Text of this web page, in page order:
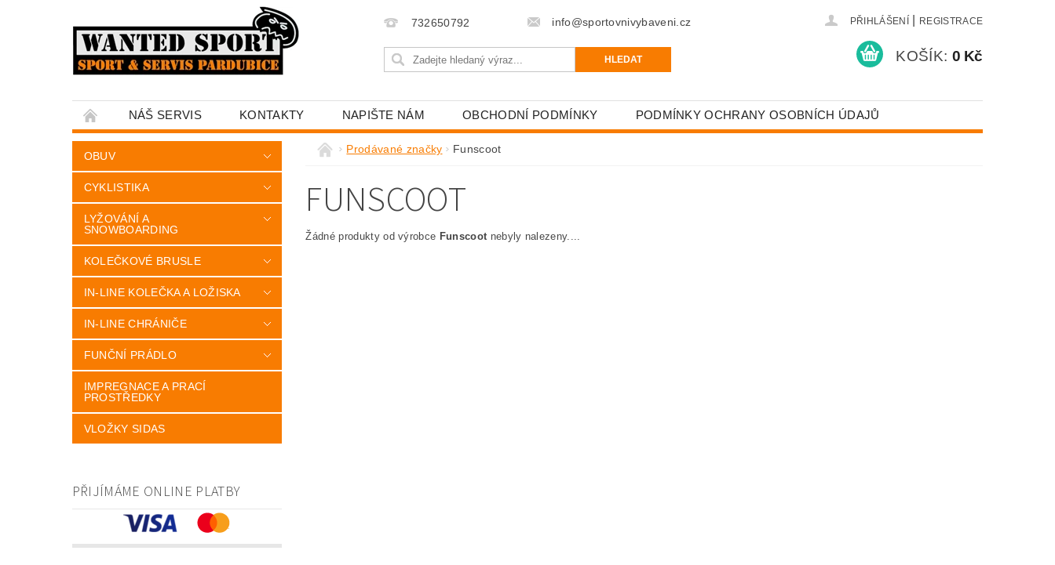
732650792 info@sportovnivybaveni.cz PŘIHLÁŠENÍ REGISTRACE
KOŠÍK: 0 Kč
NÁŠ SERVIS KONTAKTY NAPIŠTE NÁM OBCHODNÍ PODMÍNKY PODMÍNKY OCHRANY OSOBNÍCH ÚDAJŮ
OBUV
CYKLISTIKA
LYŽOVÁNÍ A
SNOWBOARDING
KOLEČKOVÉ BRUSLE
IN-LINE KOLEČKA A LOŽISKA
IN-LINE CHRÁNIČE
FUNČNÍ PRÁDLO
IMPREGNACE A PRACÍ
PROSTŘEDKY
VLOŽKY SIDAS
PŘIJÍMÁME ONLINE PLATBY
Prodávané značky Funscoot
FUNSCOOT
Žádné produkty od výrobce Funscootnebyly nalezeny....